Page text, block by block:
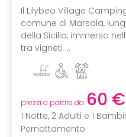
Il Lilybeo Village
comune di Marsala,
della Sicilia, immerso
tra vigneti ...
prezzi a partire da 60 €
1 Notte, 2 Adulti e 1
Pernottamento